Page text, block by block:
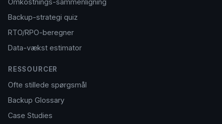
Omkostnings-sammenligning
Backup-strategi quiz
RTO/RPO-beregner
Data-vækst estimator
RESSOURCER
Ofte stillede spørgsmål
Backup Glossary
Case Studies